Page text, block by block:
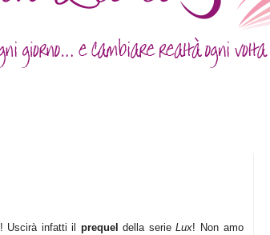
! Uscirà infatti il prequel della serieLux! Non amo